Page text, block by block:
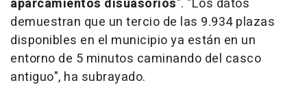
demuestran que un tercio de las 9.934 plazas
disponibles en el municipio ya están en un
entorno de 5 minutos caminando del casco
antiguo", ha subrayado.